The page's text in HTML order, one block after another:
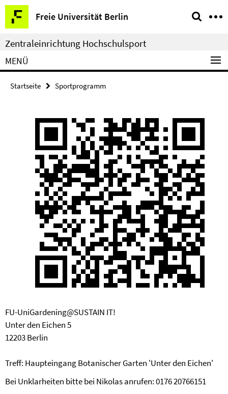
Springe
direkt
zu
Inhalt
Freie Universität Berlin
Service-
Navigation
Zentraleinrichtung Hochschulsport
MENÜ
Startseite Sportprogramm
FU-UniGardening@SUSTAIN IT!
Unter den Eichen 5
12203 Berlin
Treff: Haupteingang Botanischer Garten 'Unter den Eichen'
Bei Unklarheiten bitte bei Nikolas anrufen: 0176 20766151